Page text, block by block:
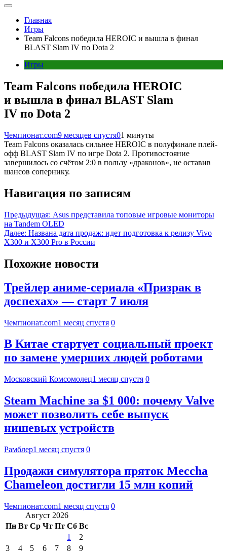
Главная
Игры
Team Falcons победила HEROIC и вышла в финал
BLAST Slam IV по Dota 2
Игры
Team Falcons победила HEROIC
и вышла в финал BLAST Slam
IV по Dota 2
Чемпионат.com9 месяцев спустя01 минуты
Team Falcons оказалась сильнее HEROIC в полуфинале плей-
офф BLAST Slam IV по игре Dota 2. Противостояние
завершилось со счётом 2:0 в пользу «драконов», не оставив
шансов сопернику.
Навигация по записям
Предыдущая: Asus представила топовые игровые мониторы
на Tandem OLED
Далее: Названа дата продаж: идет подготовка к релизу Vivo
X300 и X300 Pro в России
Похожие новости
Трейлер аниме-сериала «Призрак в
доспехах» — старт 7 июля
Чемпионат.com1 месяц спустя 0
В Китае стартует социальный проект
по замене умерших людей роботами
Московский Комсомолец1 месяц спустя 0
Steam Machine за $1 000: почему Valve
может позволить себе выпуск
нишевых устройств
Рамблер1 месяц спустя 0
Продажи симулятора пряток Meccha
Chameleon достигли 15 млн копий
Чемпионат.com1 месяц спустя 0
Август 2026
Пн Вт Ср Чт Пт Сб Вс
1
2
3
4 5 6 7 8
9